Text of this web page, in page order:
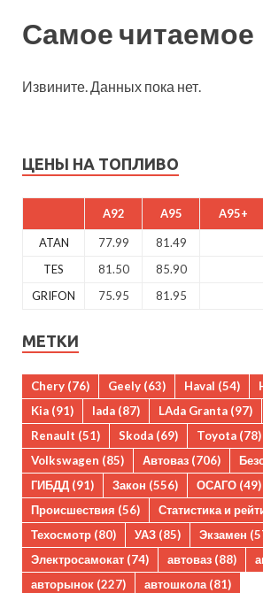
Самое читаемое
Извините. Данных пока нет.
ЦЕНЫ НА ТОПЛИВО
A92 A95 A95+
ATAN 77.99 81.49
TES
81.50 85.90
GRIFON
75.95 81.95
МЕТКИ
Chery (76) Geely (63) Haval (54)
Kia (91) lada (87) LAda Granta (97)
Renault (51) Skoda (69) Toyota (78)
Volkswagen (85) Автоваз (706)
ГИБДД (91) Закон (556) ОСАГО (49)
Происшествия (56) Статистика и
Техосмотр (80) УАЗ (85) Экзамен
Электросамокат (74) автоваз (88)
авторынок (227) автошкола(81)